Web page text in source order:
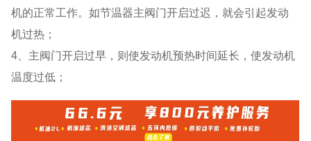
机的正常工作。如节温器主阀门开启过迟，就会引起发动
机过热；
4、主阀门开启过早，则使发动机预热时间延长，使发动机
温度过低；